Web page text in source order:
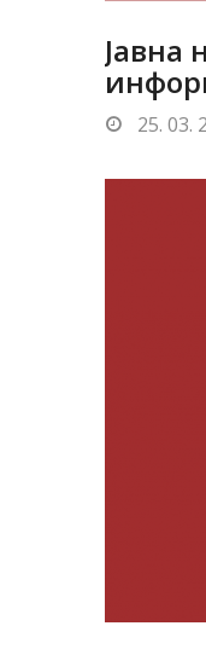
Јавна
25. 03.